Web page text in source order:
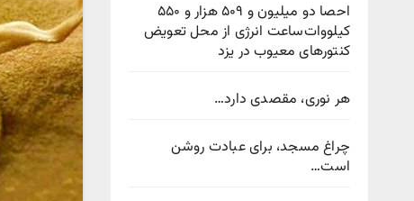
احصا دو میلیون و ۵۰۹ هزار و ۵۵۰
کیلووات‌ساعت انرژی از محل تعویض
کنتورهای معیوب در یزد
هر نوری، مقصدی دارد…
چراغ مسجد، برای عبادت روشن
است…